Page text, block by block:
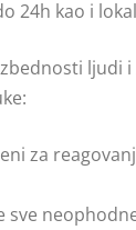
24h kao i
ljudi
za